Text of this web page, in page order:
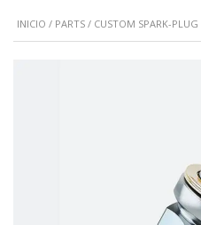
INICIO / PARTS / CUSTOM SPARK-PLUG